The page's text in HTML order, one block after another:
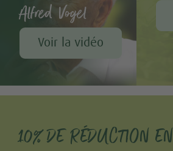
Alfred Vogel
Voir la vidéo
10% DE RÉDUCTION EN